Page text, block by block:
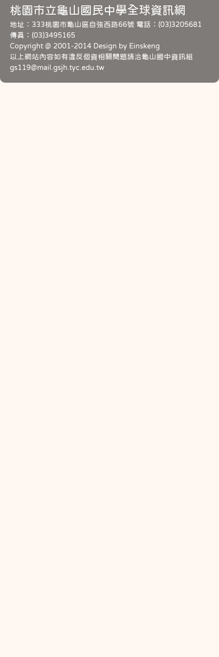
桃園市立龜山國民中學全球資訊網
地址：333桃園市龜山區自強西路66號 電話：(03)3205681
傳真：(03)3495165
Copyright @ 2001-2014 Design by Einskeng
以上網站內容如有違反個資相關問題請洽龜山國中資訊組
gs119@mail.gsjh.tyc.edu.tw